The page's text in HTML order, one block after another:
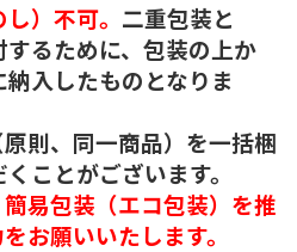
）不可。 二重包装と
るために、包装の上か
入したものとなりま
則、同一商品）を一括梱
ことがございます。
易包装（エコ包装）を推
お願いいたします。